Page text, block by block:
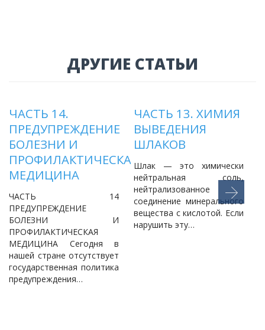
ДРУГИЕ СТАТЬИ
ЧАСТЬ 14.
ПРЕДУПРЕЖДЕНИЕ
БОЛЕЗНИ И
ПРОФИЛАКТИЧЕСКАЯ
МЕДИЦИНА
ЧАСТЬ 14
ПРЕДУПРЕЖДЕНИЕ
БОЛЕЗНИ И
ПРОФИЛАКТИЧЕСКАЯ
МЕДИЦИНА Сегодня в
нашей стране отсутствует
государственная политика
предупреждения…
ЧАСТЬ 13. ХИМИЯ
ВЫВЕДЕНИЯ
ШЛАКОВ
Шлак — это химически
нейтральная соль,
нейтрализованное
соединение минерального
вещества с кислотой. Если
нарушить эту…